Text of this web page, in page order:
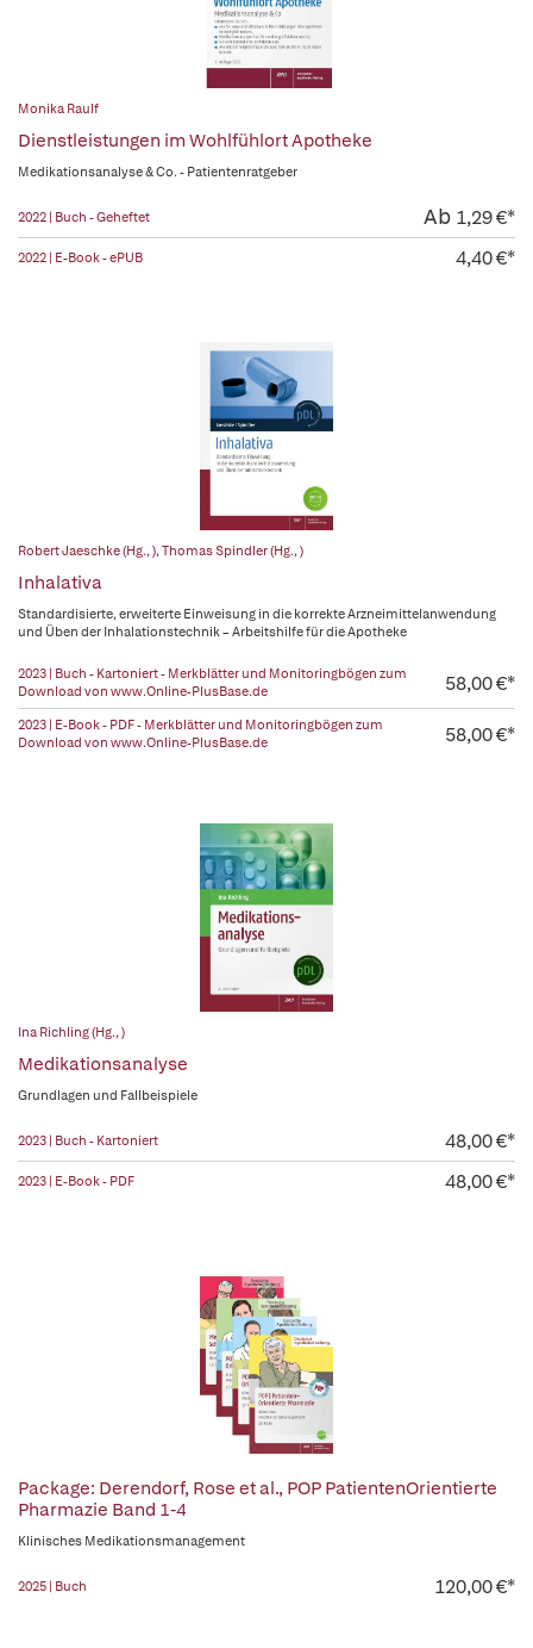
Monika Raulf
Dienstleistungen im Wohlfühlort Apotheke
Medikationsanalyse & Co. - Patientenratgeber
2022 | Buch - Geheftet Ab 1,29 €*
2022 | E-Book - ePUB 4,40 €*
Robert Jaeschke (Hg., ),Thomas Spindler (Hg., )
Inhalativa
Standardisierte, erweiterte Einweisung in die korrekte Arzneimittelanwendung
und Üben der Inhalationstechnik – Arbeitshilfe für die Apotheke
2023 | Buch - Kartoniert - Merkblätter und Monitoringbögen zum
Download von www.Online-PlusBase.de
58,00 €*
2023 | E-Book - PDF - Merkblätter und Monitoringbögen zum
Download von www.Online-PlusBase.de
58,00 €*
Ina Richling (Hg., )
Medikationsanalyse
Grundlagen und Fallbeispiele
2023 | Buch - Kartoniert 48,00 €*
2023 | E-Book - PDF 48,00 €*
Package: Derendorf, Rose et al., POP PatientenOrientierte
Pharmazie Band 1-4
Klinisches Medikationsmanagement
2025 | Buch 120,00 €*